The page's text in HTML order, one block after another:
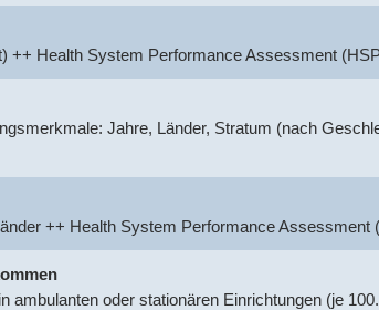
++ Health System Performance Assessment
Jahre, Länder, Stratum (nach
++ Health System Performance Assessment
oder stationären Einrichtungen (je